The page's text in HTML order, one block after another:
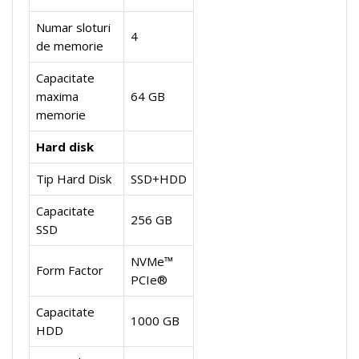
Numar sloturi
de memorie
4
Capacitate
maxima
memorie
64 GB
Hard disk
Tip Hard Disk
SSD+HDD
Capacitate
SSD
256 GB
Form Factor
NVMe™
PCIe®
Capacitate
HDD
1000 GB